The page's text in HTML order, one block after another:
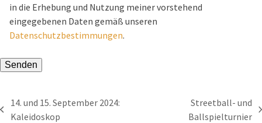
in die Erhebung und Nutzung meiner vorstehend
eingegebenen Daten gemäß unseren
Datenschutzbestimmungen.
vorheriger
14. und 15. September 2024:
Kaleidoskop
Streetball- und
Ballspielturnier